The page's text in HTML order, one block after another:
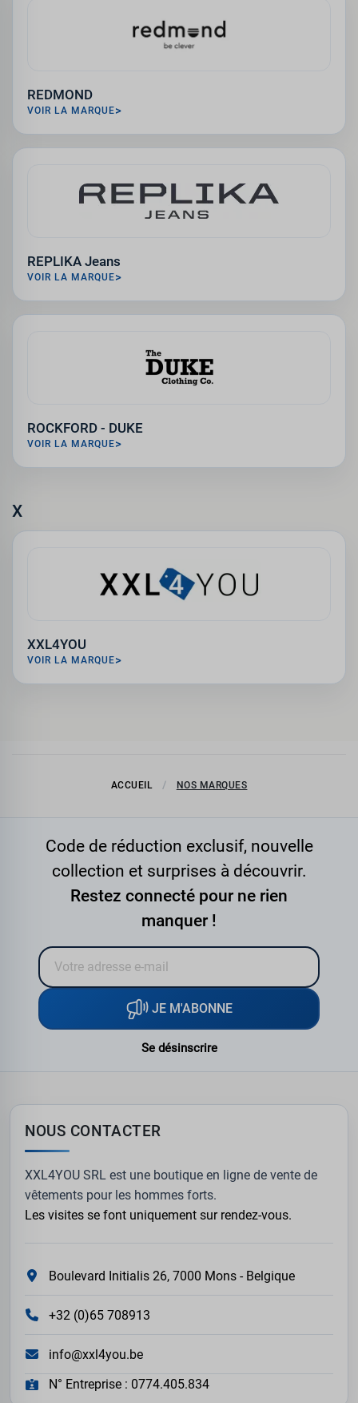
REDMOND
VOIR LA MARQUE
REPLIKA Jeans
VOIR LA MARQUE
ROCKFORD - DUKE
VOIR LA MARQUE
X
XXL4YOU
VOIR LA MARQUE
ACCUEIL NOS MARQUES
Code de réduction exclusif, nouvelle
collection et surprises à découvrir.
Restez connecté pour ne rien
manquer !
JE M'ABONNE
Se désinscrire
NOUS CONTACTER
XXL4YOU SRL est une boutique en ligne de vente de
vêtements pour les hommes forts.
Les visites se font uniquement sur rendez-vous.
Boulevard Initialis 26, 7000 Mons - Belgique
+32 (0)65 708913
info@xxl4you.be
N° Entreprise : 0774.405.834